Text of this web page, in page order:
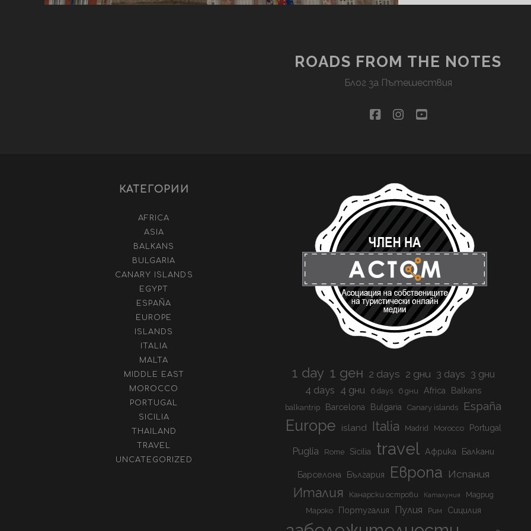
ROADS FROM THE NOTES
Блог за Пътешествия
facebook
instagram
youtube
КАТЕГОРИИ
AFRICA
ASIA
BALKANS
BULGARIA
CANARY ISLANDS
EGYPT
ESPAÑA
EUROPE
ISLANDS
ITALIA
MALTA
MIDDLE EAST
MOROCCO
PORTUGAL
SICILIA
THAILAND
TRAVEL
UNCATEGORIZED
1 day 1 ден 2 days 2 дни 3 days 3 дни
4 days 4 дни 6 days 6 дни Africa Balkans
balkantrip Barcelona Bulgaria Canary islands España
Europe island Italia Madrid Morocco Portugal
Puglia Rome Sicilia travel Африка Балкани
Барселона България Европа Испания
Италия Канарски острови Каталуния
Мадрид
Мароко
Португалия Пулия Рим Сицилия